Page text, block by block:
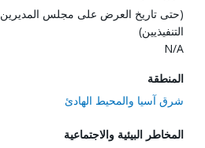
(حتى تاريخ العرض على مجلس المديرين
التنفيذيين)
N/A
المنطقة
شرق آسيا والمحيط الهادئ
المخاطر البيئية والاجتماعية